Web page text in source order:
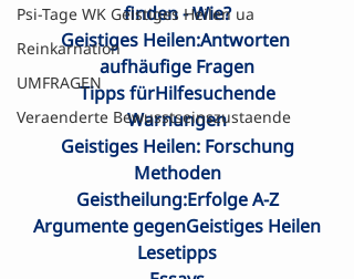
Psi-Tage WK Geistiges Heilen ua
Reinkarnation
UMFRAGEN
Veraenderte Bewusstseinszustaende
finden - Wie?
Geistiges Heilen:Antworten
aufhäufige Fragen
Tipps fürHilfesuchende
Warnungen
Geistiges Heilen: Forschung
Methoden
Geistheilung:Erfolge A-Z
Argumente gegenGeistiges Heilen
Lesetipps